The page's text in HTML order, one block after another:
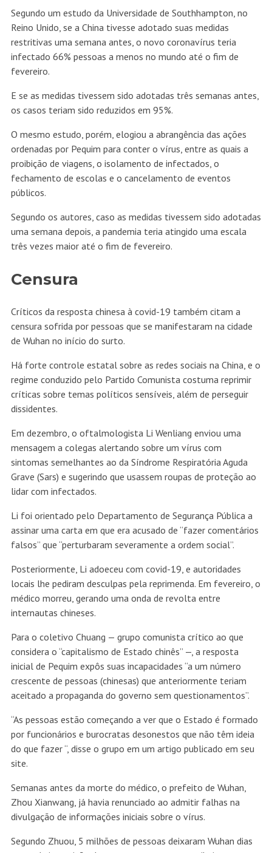
Segundo um estudo da Universidade de Southhampton, no
Reino Unido, se a China tivesse adotado suas medidas
restritivas uma semana antes, o novo coronavírus teria
infectado 66% pessoas a menos no mundo até o fim de
fevereiro.
E se as medidas tivessem sido adotadas três semanas antes,
os casos teriam sido reduzidos em 95%.
O mesmo estudo, porém, elogiou a abrangência das ações
ordenadas por Pequim para conter o vírus, entre as quais a
proibição de viagens, o isolamento de infectados, o
fechamento de escolas e o cancelamento de eventos
públicos.
Segundo os autores, caso as medidas tivessem sido adotadas
uma semana depois, a pandemia teria atingido uma escala
três vezes maior até o fim de fevereiro.
Censura
Críticos da resposta chinesa à covid-19 também citam a
censura sofrida por pessoas que se manifestaram na cidade
de Wuhan no início do surto.
Há forte controle estatal sobre as redes sociais na China, e o
regime conduzido pelo Partido Comunista costuma reprimir
críticas sobre temas políticos sensíveis, além de perseguir
dissidentes.
Em dezembro, o oftalmologista Li Wenliang enviou uma
mensagem a colegas alertando sobre um vírus com
sintomas semelhantes ao da Síndrome Respiratória Aguda
Grave (Sars) e sugerindo que usassem roupas de proteção ao
lidar com infectados.
Li foi orientado pelo Departamento de Segurança Pública a
assinar uma carta em que era acusado de “fazer comentários
falsos” que “perturbaram severamente a ordem social”.
Posteriormente, Li adoeceu com covid-19, e autoridades
locais lhe pediram desculpas pela reprimenda. Em fevereiro, o
médico morreu, gerando uma onda de revolta entre
internautas chineses.
Para o coletivo Chuang — grupo comunista crítico ao que
considera o “capitalismo de Estado chinês” —, a resposta
inicial de Pequim expôs suas incapacidades “a um número
crescente de pessoas (chinesas) que anteriormente teriam
aceitado a propaganda do governo sem questionamentos”.
“As pessoas estão começando a ver que o Estado é formado
por funcionários e burocratas desonestos que não têm ideia
do que fazer “, disse o grupo em um artigo publicado em seu
site.
Semanas antes da morte do médico, o prefeito de Wuhan,
Zhou Xianwang, já havia renunciado ao admitir falhas na
divulgação de informações iniciais sobre o vírus.
Segundo Zhuou, 5 milhões de pessoas deixaram Wuhan dias